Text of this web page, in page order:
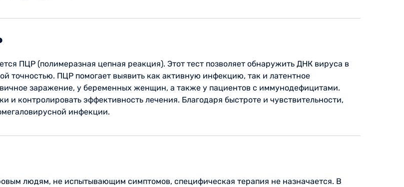
ПЦР (полимеразная цепная реакция). Этот тест позволяет обнаружить ДНК вируса в
точностью. ПЦР помогает выявить как активную инфекцию, так и латентное
заражение, у беременных женщин, а также у пациентов с иммунодефицитами.
и контролировать эффективность лечения. Благодаря быстроте и чувствительности,
инфекции.
людям, не испытывающим симптомов, специфическая терапия не назначается. В